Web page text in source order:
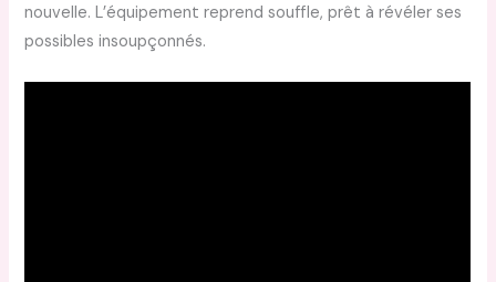
nouvelle. L’équipement reprend souffle, prêt à révéler ses
possibles insoupçonnés.